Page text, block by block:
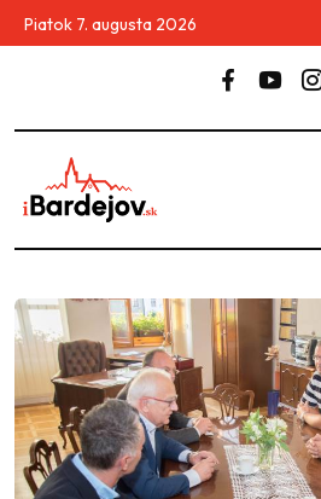
Piatok 7. augusta 2026